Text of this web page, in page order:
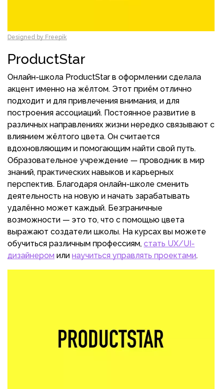
Designed by Freepik
ProductStar
Онлайн-школа ProductStar в оформлении сделала
акцент именно на жёлтом. Этот приём отлично
подходит и для привлечения внимания, и для
построения ассоциаций. Постоянное развитие в
различных направлениях жизни нередко связывают с
влиянием жёлтого цвета. Он считается
вдохновляющим и помогающим найти свой путь.
Образовательное учреждение — проводник в мир
знаний, практических навыков и карьерных
перспектив. Благодаря онлайн-школе сменить
деятельность на новую и начать зарабатывать
удалённо может каждый. Безграничные
возможности — это то, что с помощью цвета
выражают создатели школы. На курсах вы можете
обучиться различным профессиям, стать UX/UI-
дизайнером или научиться управлять проектами.